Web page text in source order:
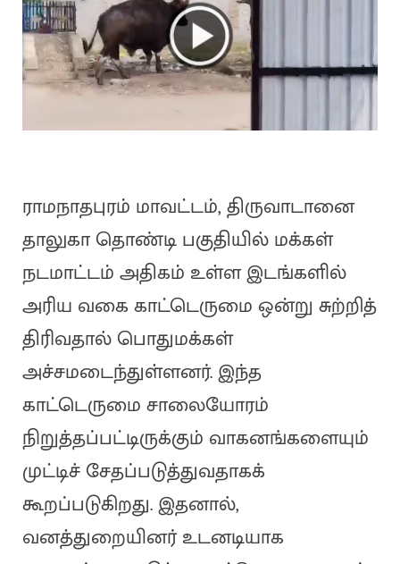
ராமநாதபுரம் மாவட்டம், திருவாடானை
தாலுகா தொண்டி பகுதியில் மக்கள்
நடமாட்டம் அதிகம் உள்ள இடங்களில்
அரிய வகை காட்டெருமை ஒன்று சுற்றித்
திரிவதால் பொதுமக்கள்
அச்சமடைந்துள்ளனர். இந்த
காட்டெருமை சாலையோரம்
நிறுத்தப்பட்டிருக்கும் வாகனங்களையும்
முட்டிச் சேதப்படுத்துவதாகக்
கூறப்படுகிறது. இதனால்,
வனத்துறையினர் உடனடியாக